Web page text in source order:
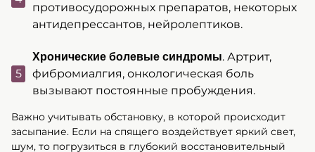
противосудорожных препаратов, некоторых
антидепрессантов, нейролептиков.
Хронические болевые синдромы. Артрит,
фибромиалгия, онкологическая боль
вызывают постоянные пробуждения.
Важно учитывать обстановку, в которой происходит
засыпание. Если на спящего воздействует яркий свет,
шум, то погрузиться в глубокий восстановительный